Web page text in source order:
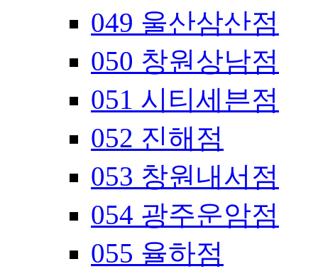
049 울산삼산점
050 창원상남점
051 시티세븐점
052 진해점
053 창원내서점
054 광주운암점
055 율하점